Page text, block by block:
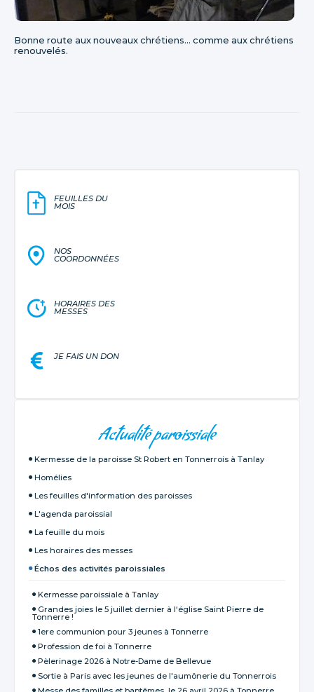
Bonne route aux nouveaux chrétiens... comme aux chrétiens
renouvelés.
FEUILLES DU
MOIS
NOS
COORDONNÉES
HORAIRES DES
MESSES
JE FAIS UN DON
Actualité paroissiale
Kermesse de la paroisse St Robert en Tonnerrois à Tanlay
Homélies
Les feuilles d'information des paroisses
L'agenda paroissial
La feuille du mois
Les horaires des messes
Échos des activités paroissiales
Kermesse paroissiale à Tanlay
Grandes joies le 5 juillet dernier à l‘église Saint Pierre de
Tonnerre !
1ere communion pour 3 jeunes à Tonnerre
Profession de foi à Tonnerre
Pèlerinage 2026 à Notre-Dame de Bellevue
Sortie à Paris avec les jeunes de l'aumônerie du Tonnerrois